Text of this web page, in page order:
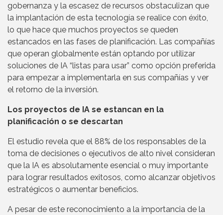
gobernanza y la escasez de recursos obstaculizan que
la implantación de esta tecnología se realice con éxito,
lo que hace que muchos proyectos se queden
estancados en las fases de planificación. Las compañías
que operan globalmente están optando por utilizar
soluciones de IA “listas para usar” como opción preferida
para empezar a implementarla en sus compañías y ver
el retorno de la inversión.
Los proyectos de IA se estancan en la
planificación o se descartan
El estudio revela que el 88% de los responsables de la
toma de decisiones o ejecutivos de alto nivel consideran
que la IA es absolutamente esencial o muy importante
para lograr resultados exitosos, como alcanzar objetivos
estratégicos o aumentar beneficios.
A pesar de este reconocimiento a la importancia de la